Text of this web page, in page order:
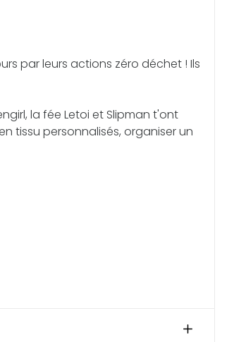
par leurs actions zéro déchet ! Ils
la fée Letoi et Slipman t'ont
tissu personnalisés, organiser un